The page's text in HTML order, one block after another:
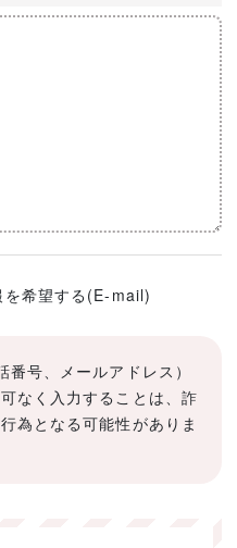
を希望する(E-mail)
号、メールアドレス）
なく入力することは、詐
為となる可能性がありま